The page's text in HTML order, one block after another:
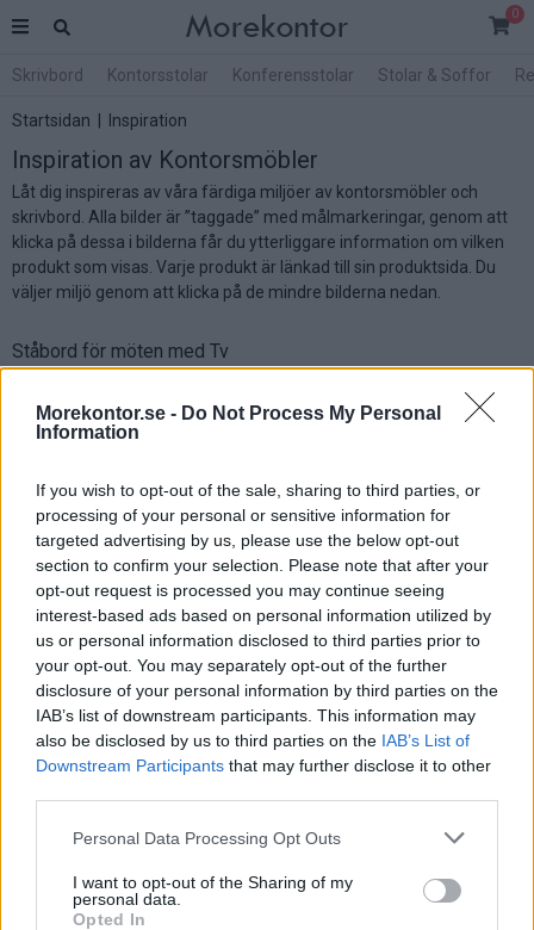
Morekontor.se - Do Not Process My Personal
Information
If you wish to opt-out of the sale, sharing to third parties, or
processing of your personal or sensitive information for
targeted advertising by us, please use the below opt-out
section to confirm your selection. Please note that after your
opt-out request is processed you may continue seeing
interest-based ads based on personal information utilized by
us or personal information disclosed to third parties prior to
your opt-out. You may separately opt-out of the further
disclosure of your personal information by third parties on the
IAB’s list of downstream participants. This information may
also be disclosed by us to third parties on the IAB’s List of
Downstream Participants that may further disclose it to other
Personal Data Processing Opt Outs
I want to opt-out of the Sharing of my
personal data.
Opted In
0
Skrivbord Kontorsstolar Konferensstolar Stolar & Soffor
Startsidan Inspiration
Inspiration av Kontorsmöbler
Låt dig inspireras av våra färdiga miljöer av kontorsmöbler och
skrivbord. Alla bilder är ”taggade” med målmarkeringar, genom att
klicka på dessa i bilderna får du ytterliggare information om vilken
produkt som visas. Varje produkt är länkad till sin produktsida. Du
väljer miljö genom att klicka på de mindre bilderna nedan.
Ståbord för möten med Tv